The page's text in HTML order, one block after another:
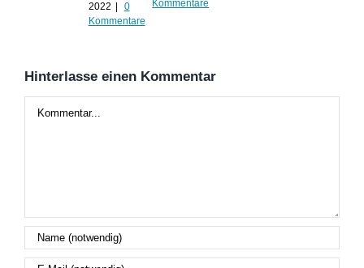
2022
0
Kommentare
Kommentare
Hinterlasse einen Kommentar